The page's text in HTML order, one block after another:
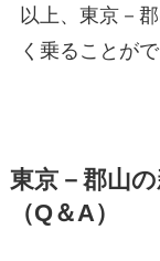
以上、東京－
く乗ることがで
東京－郡山
（Q＆A）